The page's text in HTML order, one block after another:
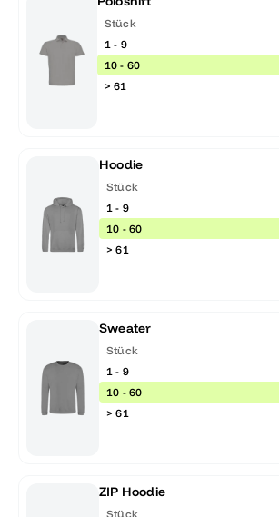
Stück
1 - 9
10 - 60
> 61
Hoodie
Stück
1 - 9
10 - 60
> 61
Sweater
Stück
1 - 9
10 - 60
> 61
ZIP Hoodie
Stück